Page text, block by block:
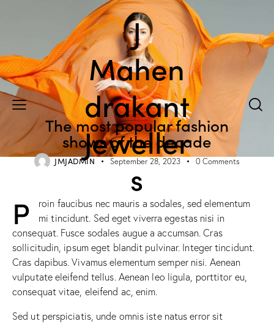
J
Mahen
drakant
Jeweller
s
STANDARD
The most popular fashion
shows of the decade
JMJADMIN September 28, 2023 0 Comments
P
roin faucibus nec mauris a sodales, sed elementum
mi tincidunt. Sed eget viverra egestas nisi in
consequat. Fusce sodales augue a accumsan. Cras
sollicitudin, ipsum eget blandit pulvinar. Integer tincidunt.
Cras dapibus. Vivamus elementum semper nisi. Aenean
vulputate eleifend tellus. Aenean leo ligula, porttitor eu,
consequat vitae, eleifend ac, enim.
Sed ut perspiciatis, unde omnis iste natus error sit